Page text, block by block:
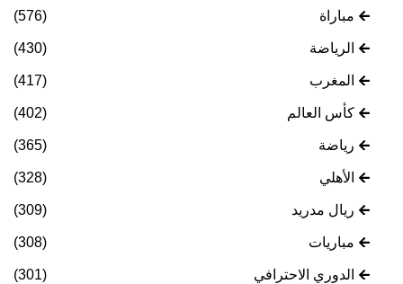
مباراة (576)
الرياضة (430)
المغرب (417)
كأس العالم (402)
رياضة (365)
الأهلي (328)
ريال مدريد (309)
مباريات (308)
الدوري الاحترافي (301)